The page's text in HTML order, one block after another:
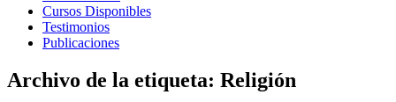
Cursos Disponibles
Testimonios
Publicaciones
Archivo de la etiqueta: Religión